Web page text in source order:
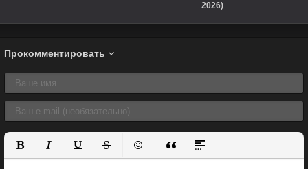
2026)
Прокомментировать
Полужирный
КурсивПодчеркнутый
ЗачеркнутыйВставить смайлик
Вставка цитаты
Вставка спойлера